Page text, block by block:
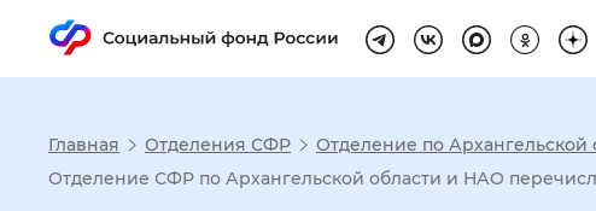
Настройка
Главная Отделения СФР Отделение по
Отделение СФР по Архангельской области и НАО